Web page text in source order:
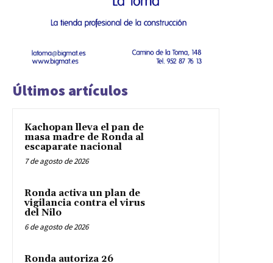
Últimos artículos
Kachopan lleva el pan de
masa madre de Ronda al
escaparate nacional
7 de agosto de 2026
Ronda activa un plan de
vigilancia contra el virus
del Nilo
6 de agosto de 2026
Ronda autoriza 26